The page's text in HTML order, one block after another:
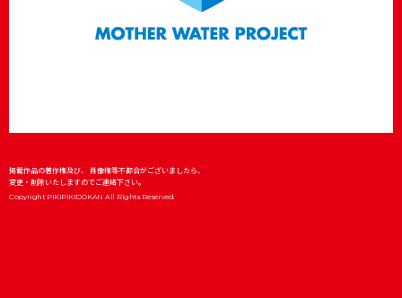
Copyright PIKIPIKIDOKAN All Rights Reserved.
掲載作品の著作権及び、 肖像権等不都合がございましたら、
変更・削除いたしますのでご連絡下さい。